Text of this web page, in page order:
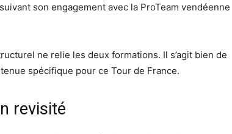
son engagement avec la ProTeam vendéenne
ne relie les deux formations. Il s’agit bien de
spécifique pour ce Tour de France.
revisité